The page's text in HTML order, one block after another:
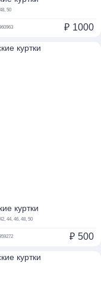
48, 50
₽ 1000
куртки
42, 44, 46, 48, 50
₽ 500